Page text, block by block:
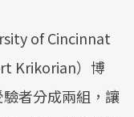
of Cincinnat
Krikorian）博
者分成兩組，讓